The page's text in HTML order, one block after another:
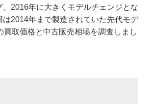
。2016年に大きくモデルチェンジとな
は2014年まで製造されていた先代モデ
買取価格と中古販売相場を調査しまし